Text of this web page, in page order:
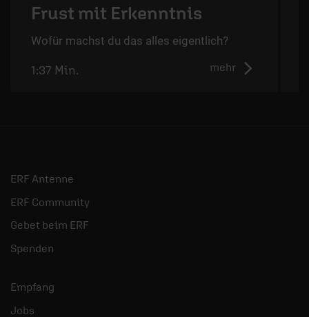
Frust mit Erkenntnis
Wofür machst du das alles eigentlich?
mehr
1:37 Min.
ERF Antenne
ERF Community
Gebet beim ERF
Spenden
Empfang
Jobs